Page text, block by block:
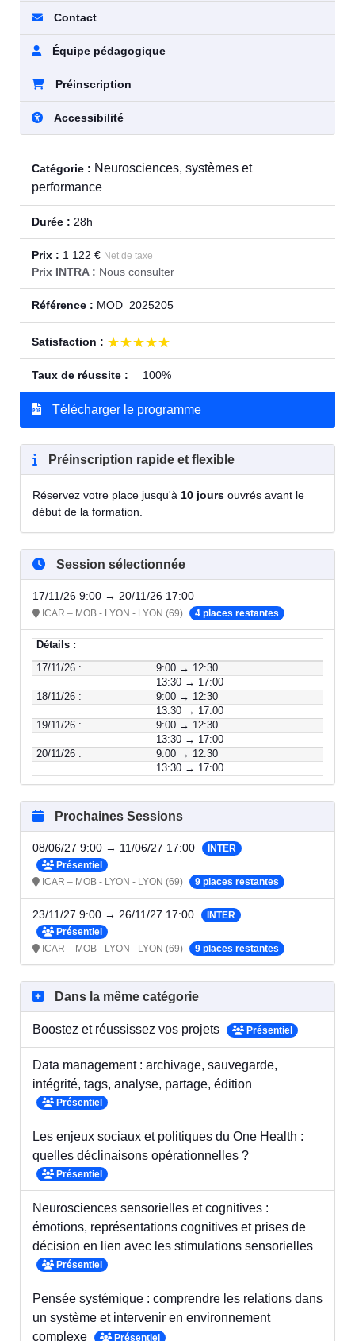
Contact
Équipe pédagogique
Préinscription
Accessibilité
Catégorie : Neurosciences, systèmes et
performance
Durée : 28h
Prix : 1 122 € Net de taxe
Prix INTRA : Nous consulter
Référence : MOD_2025205
Satisfaction : ★★★★★
★★★★★
Taux de réussite : 100%
Télécharger le programme
Préinscription rapide et flexible
Réservez votre place jusqu'à 10 jours ouvrés avant le
début de la formation.
Session sélectionnée
17/11/26 9:00 → 20/11/26 17:00
ICAR – MOB - LYON - LYON (69) 4 places restantes
Détails :
17/11/26 :
9:00 → 12:30
13:30 → 17:00
18/11/26 :
9:00 → 12:30
13:30 → 17:00
19/11/26 :
9:00 → 12:30
13:30 → 17:00
20/11/26 :
9:00 → 12:30
13:30 → 17:00
Prochaines Sessions
08/06/27 9:00 → 11/06/27 17:00
INTER
Présentiel
ICAR – MOB - LYON - LYON (69)
9 places restantes
23/11/27 9:00 → 26/11/27 17:00
INTER
Présentiel
ICAR – MOB - LYON - LYON (69)
9 places restantes
Dans la même catégorie
Boostez et réussissez vos projets Présentiel
Data management : archivage, sauvegarde,
intégrité, tags, analyse, partage, édition
Présentiel
Les enjeux sociaux et politiques du One Health :
quelles déclinaisons opérationnelles ?
Présentiel
Neurosciences sensorielles et cognitives :
émotions, représentations cognitives et prises de
décision en lien avec les stimulations sensorielles
Présentiel
Pensée systémique : comprendre les relations dans
un système et intervenir en environnement
complexe
Présentiel